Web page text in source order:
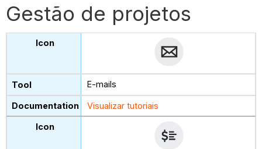
Gestão de projetos
E-mails
Visualizar tutoriais